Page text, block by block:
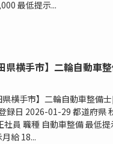
最低提示...
県横手市】二輪自動車
県横手市】二輪自動車整備
録日 2026-01-29 都道府県
社員 職種 自動車整備 最低
給 18...